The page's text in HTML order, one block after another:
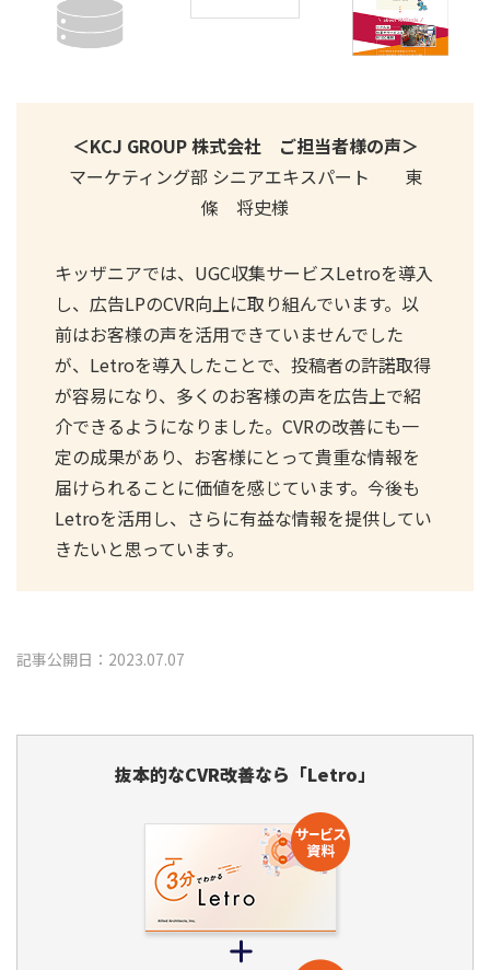
＜KCJ GROUP 株式会社 ご担当者様の声＞
マーケティング部 シニアエキスパート 東
條 将史様
キッザニアでは、UGC収集サービスLetroを導入
し、広告LPのCVR向上に取り組んでいます。以
前はお客様の声を活用できていませんでした
が、Letroを導入したことで、投稿者の許諾取得
が容易になり、多くのお客様の声を広告上で紹
介できるようになりました。CVRの改善にも一
定の成果があり、お客様にとって貴重な情報を
届けられることに価値を感じています。今後も
Letroを活用し、さらに有益な情報を提供してい
きたいと思っています。
記事公開日：2023.07.07
抜本的なCVR改善なら「Letro」